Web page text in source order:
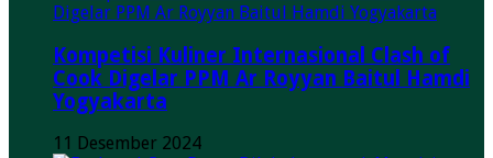
Kompetisi Kuliner Internasional Clash of
Cook Digelar PPM Ar Royyan Baitul Hamdi
Yogyakarta
11 Desember 2024